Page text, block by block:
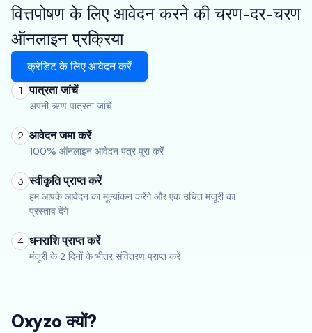
वित्तपोषण के लिए आवेदन करने की चरण-दर-चरण
ऑनलाइन प्रक्रिया
क्रेडिट के लिए आवेदन करें
1 पात्रता जांचें
अपनी ऋण पात्रता जांचें
2 आवेदन जमा करें
100% ऑनलाइन आवेदन पत्र पूरा करें
3 स्वीकृति प्राप्त करें
हम आपके आवेदन का मूल्यांकन करेंगे और एक उचित मंजूरी का
प्रस्ताव देंगे
4 धनराशि प्राप्त करें
मंजूरी के 2 दिनों के भीतर संवितरण प्राप्त करें
Oxyzo क्यों?